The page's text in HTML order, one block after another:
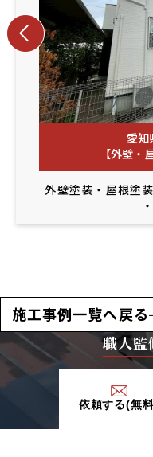
愛知
【外壁・
外壁塗装 ・ 屋根塗装
・
施工事例一覧へ戻る
職人監
依頼する(無